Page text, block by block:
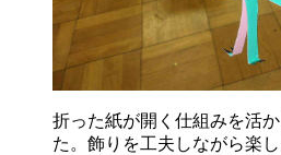
折った紙が開く仕組みを活
た。飾りを工夫しながら楽